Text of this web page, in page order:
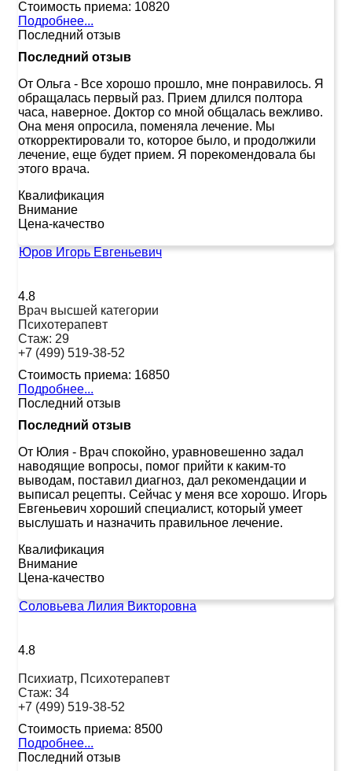
Стоимость приема: 10820
Подробнее...
Последний отзыв
Последний отзыв
От Ольга - Все хорошо прошло, мне понравилось. Я
обращалась первый раз. Прием длился полтора
часа, наверное. Доктор со мной общалась вежливо.
Она меня опросила, поменяла лечение. Мы
откорректировали то, которое было, и продолжили
лечение, еще будет прием. Я порекомендовала бы
этого врача.
Квалификация
Внимание
Цена-качество
Юров Игорь Евгеньевич
4.8
Врач высшей категории
Психотерапевт
Стаж: 29
+7 (499) 519-38-52
Стоимость приема: 16850
Подробнее...
Последний отзыв
Последний отзыв
От Юлия - Врач спокойно, уравновешенно задал
наводящие вопросы, помог прийти к каким-то
выводам, поставил диагноз, дал рекомендации и
выписал рецепты. Сейчас у меня все хорошо. Игорь
Евгеньевич хороший специалист, который умеет
выслушать и назначить правильное лечение.
Квалификация
Внимание
Цена-качество
Соловьева Лилия Викторовна
4.8
Психиатр, Психотерапевт
Стаж: 34
+7 (499) 519-38-52
Стоимость приема: 8500
Подробнее...
Последний отзыв